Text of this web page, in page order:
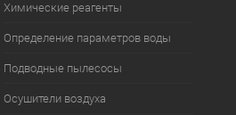
Химические реагенты
Определение параметров воды
Подводные пылесосы
Осушители воздуха